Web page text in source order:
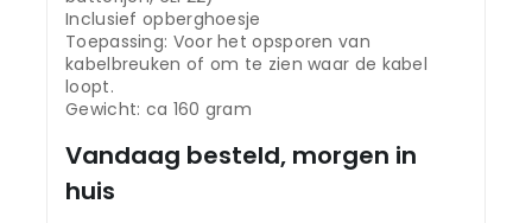
Inclusief opberghoesje
Toepassing: Voor het opsporen van
kabelbreuken of om te zien waar de kabel
loopt.
Gewicht: ca 160 gram
Vandaag besteld, morgen in
huis